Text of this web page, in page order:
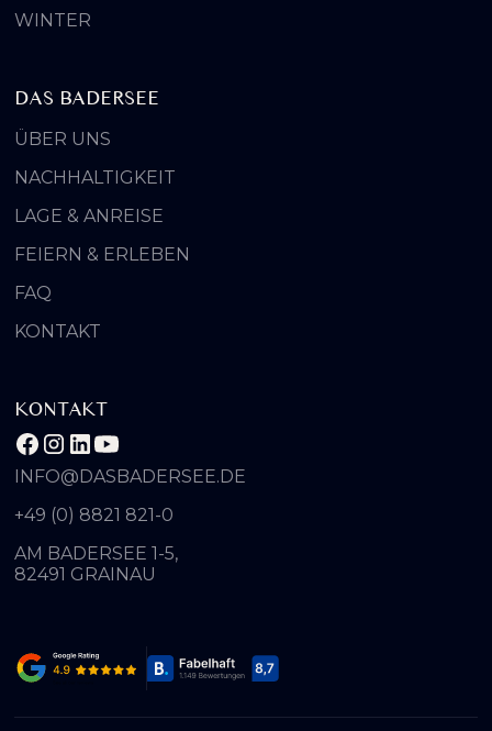
WINTER
DAS BADERSEE
ÜBER UNS
NACHHALTIGKEIT
LAGE & ANREISE
FEIERN & ERLEBEN
FAQ
KONTAKT
KONTAKT
INFO@DASBADERSEE.DE
+49 (0) 8821 821-0
AM BADERSEE 1-5,
82491 GRAINAU